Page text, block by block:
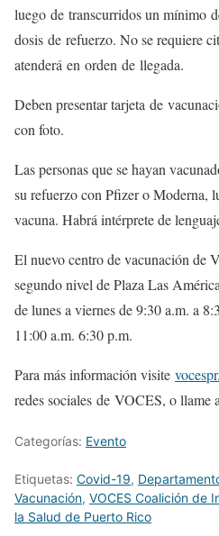
luego de transcurridos un mínimo
dosis de refuerzo. No se requiere
atenderá en orden de llegada.
Deben presentar tarjeta de
con foto.
Las personas que se hayan
su refuerzo con Pfizer o Moderna,
vacuna. Habrá intérprete de
El nuevo centro de vacunación de
segundo nivel de Plaza Las
de lunes a viernes de 9:30 a.m. a
11:00 a.m. 6:30 p.m.
Para más información visite
redes sociales de VOCES, o
Categorías: Evento
Etiquetas: Covid-19,
Vacunación, VOCES Coalición de
la Salud de Puerto Rico